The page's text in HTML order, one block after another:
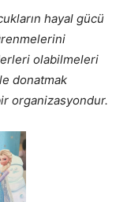
hayal gücü
olabilmeleri
donatmak
organizasyondur.